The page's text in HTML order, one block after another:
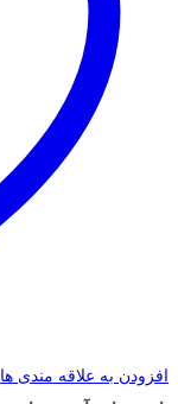
افزودن به علاقه مندی ها